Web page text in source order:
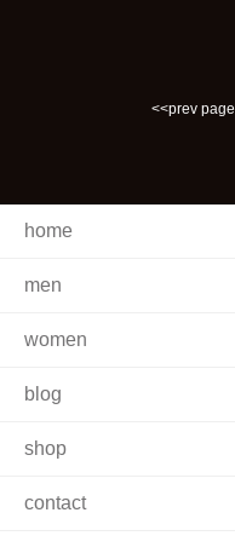
<<prev page
home
men
women
blog
shop
contact